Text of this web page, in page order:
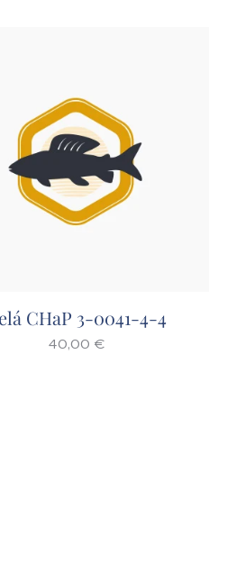
CHaP 3-0041-4-4
40,00 €